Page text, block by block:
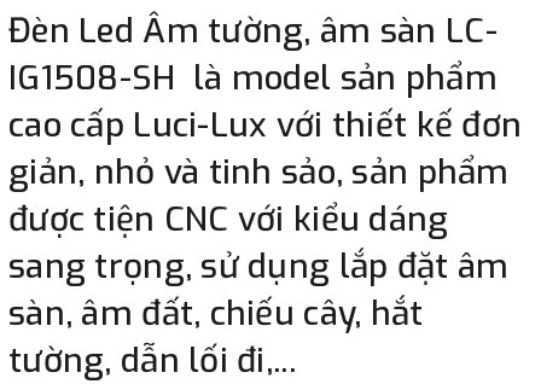
Lamp body Material: Aluminum+Stainless face
Operating temperature:-25°～+45°
IP protection: IP67/IP68
Đèn Led Âm tường, âm sàn LC-
IG1508-SH là model sản phẩm
cao cấp Luci-Lux với thiết kế đơn
giản, nhỏ và tinh sảo, sản phẩm
được tiện CNC với kiểu dáng
sang trọng, sử dụng lắp đặt âm
sàn, âm đất, chiếu cây, hắt
tường, dẫn lối đi,...